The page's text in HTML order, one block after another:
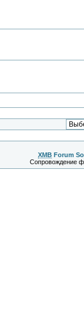
XMB Forum
Сопровождение